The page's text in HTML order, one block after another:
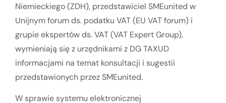
Niemieckiego (ZDH), przedstawiciel SMEunited w
Unijnym forumds. podatku VAT (EU VAT forum) i
grupie ekspertów ds. VAT (VAT Expert Group),
wymieniają się z urzędnikami z DG TAXUD
informacjami na temat konsultacji i sugestii
przedstawionych przez SMEunited.
W sprawie systemu elektronicznej